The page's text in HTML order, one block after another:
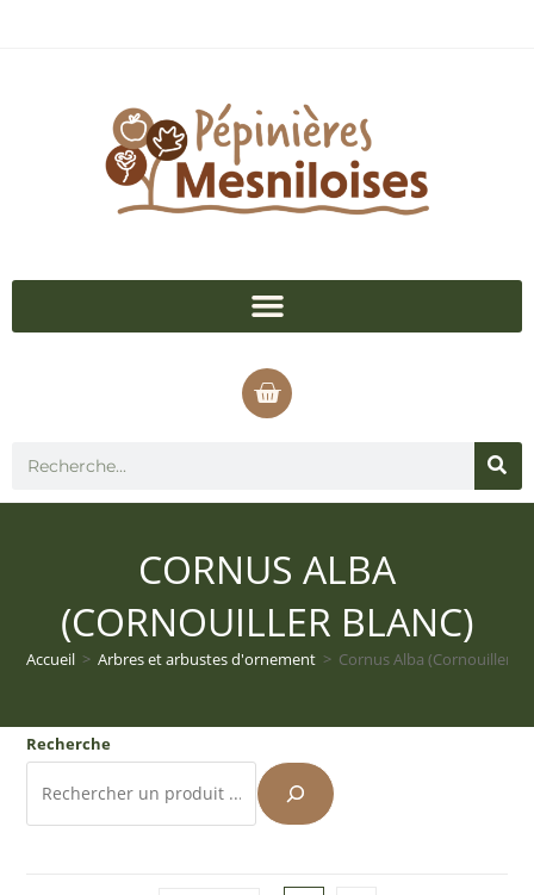
CORNUS ALBA
(CORNOUILLER BLANC)
Accueil > Arbres et arbustes d'ornement > Cornus Alba (Cornouiller
Recherche